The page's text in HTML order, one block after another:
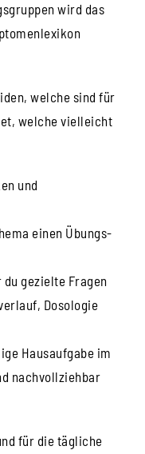
wird das
welche sind für
welche vielleicht
und
einen Übungs-
gezielte Fragen
Dosologie
Hausaufgabe im
nachvollziehbar
für die tägliche